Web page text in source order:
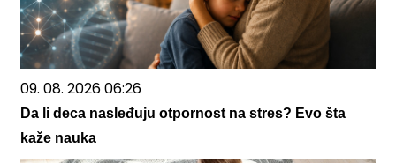
09. 08. 2026 06:26
Da li deca nasleđuju otpornost na stres? Evo šta
kaže nauka